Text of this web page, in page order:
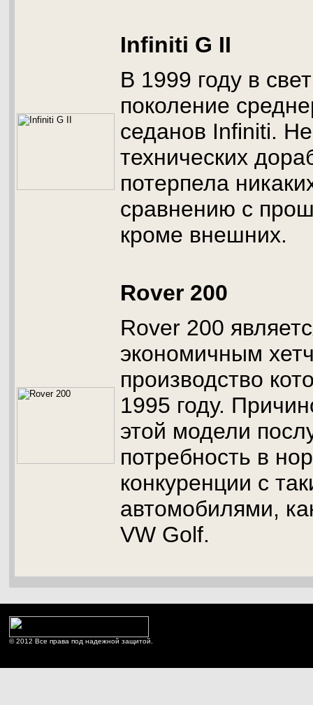
Infiniti G II
В 1999 году в
поколение
седанов Infiniti.
технических
потерпела
сравнению с
кроме внешних.
Rover 200
Rover 200
экономичным
производство
1995 году.
этой модели
потребность в
конкуренции с
автомобилями,
VW Golf.
© 2012 Все права под надежной защитой.